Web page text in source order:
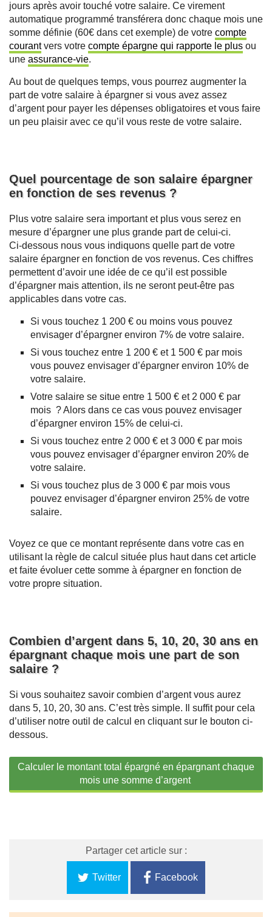
jours après avoir touché votre salaire. Ce virement
automatique programmé transférera donc chaque mois une
somme définie (60€ dans cet exemple) de votre compte
courantvers votre compte épargne qui rapporte le plus ou
une assurance-vie.
Au bout de quelques temps, vous pourrez augmenter la
part de votre salaire à épargner si vous avez assez
d’argent pour payer les dépenses obligatoires et vous faire
un peu plaisir avec ce qu’il vous reste de votre salaire.
Quel pourcentage de son salaire épargner
en fonction de ses revenus ?
Plus votre salaire sera important et plus vous serez en
mesure d’épargner une plus grande part de celui-ci.
Ci-dessous nous vous indiquons quelle part de votre
salaire épargner en fonction de vos revenus. Ces chiffres
permettent d’avoir une idée de ce qu’il est possible
d’épargner mais attention, ils ne seront peut-être pas
applicables dans votre cas.
Si vous touchez 1 200 € ou moins vous pouvez
envisager d’épargner environ 7% de votre salaire.
Si vous touchez entre 1 200 € et 1 500 € par mois
vous pouvez envisager d’épargner environ 10% de
votre salaire.
Votre salaire se situe entre 1 500 € et 2 000 € par
mois ? Alors dans ce cas vous pouvez envisager
d’épargner environ 15% de celui-ci.
Si vous touchez entre 2 000 € et 3 000 € par mois
vous pouvez envisager d’épargner environ 20% de
votre salaire.
Si vous touchez plus de 3 000 € par mois vous
pouvez envisager d’épargner environ 25% de votre
salaire.
Voyez ce que ce montant représente dans votre cas en
utilisant la règle de calcul située plus haut dans cet article
et faite évoluer cette somme à épargner en fonction de
votre propre situation.
Combien d’argent dans 5, 10, 20, 30 ans en
épargnant chaque mois une part de son
salaire ?
Si vous souhaitez savoir combien d’argent vous aurez
dans 5, 10, 20, 30 ans. C’est très simple. Il suffit pour cela
d’utiliser notre outil de calcul en cliquant sur le bouton ci-
dessous.
Calculer le montant total épargné en épargnant chaque
mois une somme d’argent
Partager cet article sur :
Twitter Facebook